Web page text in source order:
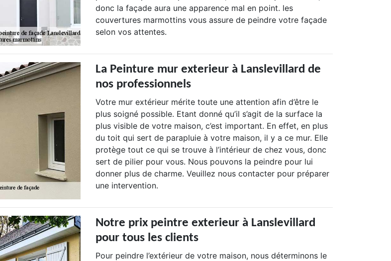
donc la façade aura une apparence mal en point. les
couvertures marmottins vous assure de peindre votre façade
selon vos attentes.
La Peinture mur exterieur à Lanslevillard de
nos professionnels
Votre mur extérieur mérite toute une attention afin d’être le
plus soigné possible. Etant donné qu’il s’agit de la surface la
plus visible de votre maison, c’est important. En effet, en plus
du toit qui sert de parapluie à votre maison, il y a ce mur. Elle
protège tout ce qui se trouve à l’intérieur de chez vous, donc
sert de pilier pour vous. Nous pouvons la peindre pour lui
donner plus de charme. Veuillez nous contacter pour préparer
une intervention.
Notre prix peintre exterieur à Lanslevillard
pour tous les clients
Pour peindre l’extérieur de votre maison, nous déterminons le